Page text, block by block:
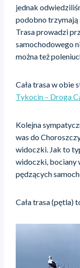
jednak
podobno trzymają
Trasa prowadzi
samochodowego
można też
Cała trasa w obie
Tykocin – Droga
Kolejna
was do
widoczki. Jak to
widoczki, bociany
pędzących
Cała trasa (pętla)